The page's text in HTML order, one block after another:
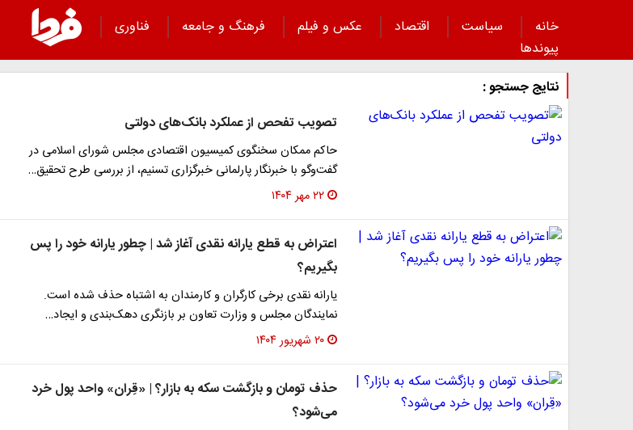
خانه سیاست اقتصاد عکس و فیلم فرهنگ و جامعه
فناوری
پیوند‌ها
نتایج جستجو :
تصویب تفحص از عملکرد بانک‌های دولتی
حاکم ممکان سخنگوی کمیسیون اقتصادی مجلس شورای اسلامی در
گفت‌وگو با خبرنگار پارلمانی خبرگزاری تسنیم، از بررسی طرح تحقیق…
۲۲ مهر ۱۴۰۴
اعتراض به قطع یارانه نقدی آغاز شد | چطور یارانه خود را پس
بگیریم؟
یارانه نقدی برخی کارگران و کارمندان به اشتباه حذف شده است.
نمایندگان مجلس و وزارت تعاون بر بازنگری دهک‌بندی و ایجاد…
۲۰ شهریور ۱۴۰۴
حذف تومان و بازگشت سکه به بازار؟ | «قِران» واحد پول خرد
می‌شود؟